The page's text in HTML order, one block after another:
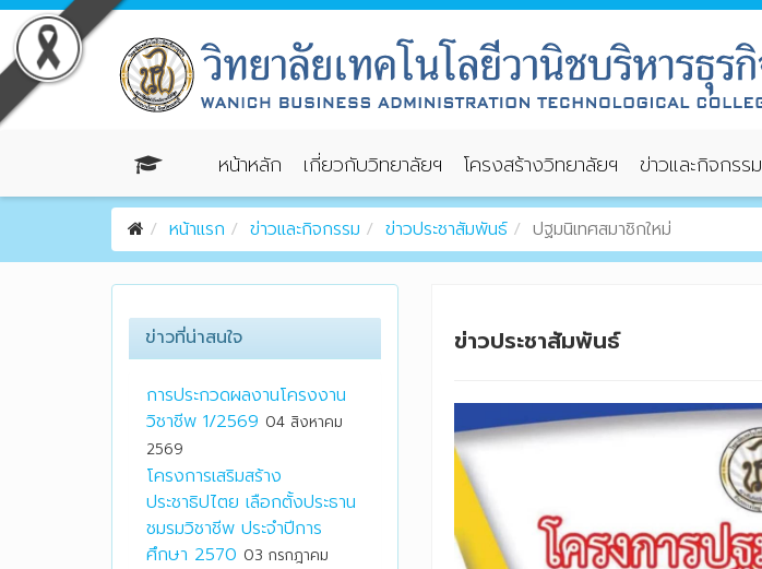
หน้าหลัก เกี่ยวกับวิทยาลัยฯ โครงสร้างวิทยาลัยฯ ข่าวและกิจกรรม
หน้าแรก ข่าวและกิจกรรม ข่าวประชาสัมพันธ์ ปฐมนิเทศสมาชิกใหม่
ข่าวที่น่าสนใจ
การประกวดผลงานโครงงาน
วิชาชีพ 1/2569 04 สิงหาคม
2569
โครงการเสริมสร้าง
ประชาธิปไตย เลือกตั้งประธาน
ชมรมวิชาชีพ ประจำปีการ
ศึกษา 2570 03 กรกฎาคม
ข่าวประชาสัมพันธ์